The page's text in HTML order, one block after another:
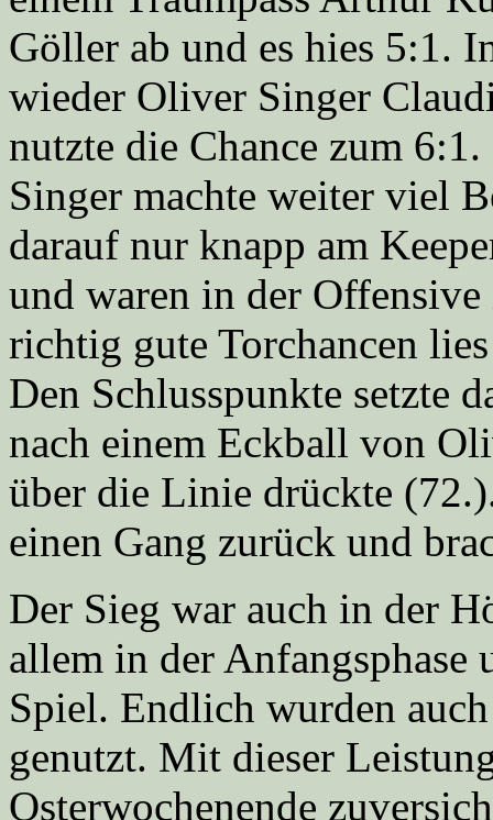
Göller ab und es hies 5:1.
wieder Oliver Singer
nutzte die Chance zum
Singer machte weiter viel
darauf nur knapp am
und waren in der
richtig gute Torchancen
Den Schlusspunkte setzte
nach einem Eckball von
über die Linie drückte
einen Gang zurück und
Der Sieg war auch in der
allem in der Anfangsphase
Spiel. Endlich wurden
genutzt. Mit dieser
Osterwochenende